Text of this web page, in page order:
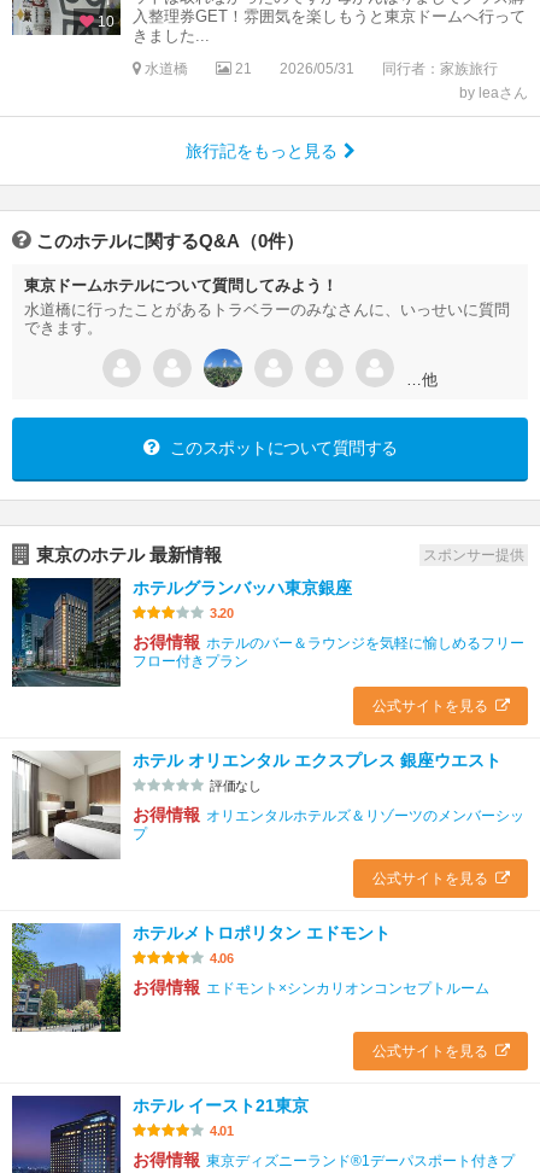
10
入整理券GET！雰囲気を楽しもうと東京ドームへ行って
きました...
水道橋 21 2026/05/31
同行者：家族旅行
by leaさん
旅行記をもっと見る
このホテルに関するQ&A（0件）
東京ドームホテルについて質問してみよう！
水道橋に行ったことがあるトラベラーのみなさんに、いっせいに質問
できます。
…他
このスポットについて質問する
東京のホテル 最新情報 スポンサー提供
ホテルグランバッハ東京銀座
3.20
お得情報 ホテルのバー＆ラウンジを気軽に愉しめるフリー
フロー付きプラン
公式サイトを見る
ホテル オリエンタル エクスプレス 銀座ウエスト
評価なし
お得情報 オリエンタルホテルズ＆リゾーツのメンバーシッ
プ
公式サイトを見る
ホテルメトロポリタン エドモント
4.06
お得情報 エドモント×シンカリオンコンセプトルーム
公式サイトを見る
ホテル イースト21東京
4.01
お得情報 東京ディズニーランド®1デーパスポート付きプ